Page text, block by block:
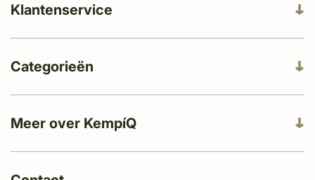
Meer over KempíQ
Klantenservice
Categorieën